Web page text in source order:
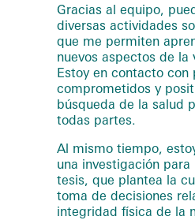
Gracias al equipo,
diversas actividades
que me permiten
nuevos aspectos de la
Estoy en contacto con
comprometidos y
búsqueda de la salud
todas partes.
Al mismo tiempo,
una investigación
tesis, que plantea la
toma de decisiones
integridad física de la